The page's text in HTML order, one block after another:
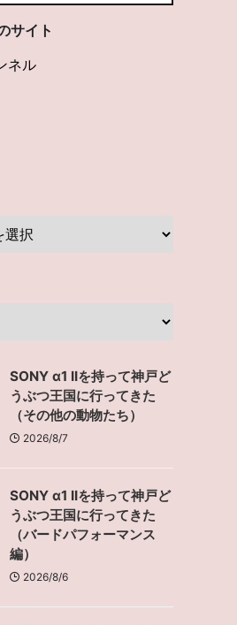
サイト
ネル
SONY α1 IIを持って神戸ど
うぶつ王国に行ってきた
（その他の動物たち）
2026/8/7
SONY α1 IIを持って神戸ど
うぶつ王国に行ってきた
（バードパフォーマンス
編）
2026/8/6